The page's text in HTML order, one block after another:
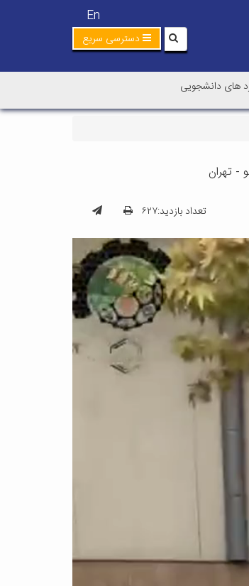
En
دسترسی سریع
های دانشجویی
- تهران
تعداد بازدید:۶۲۷